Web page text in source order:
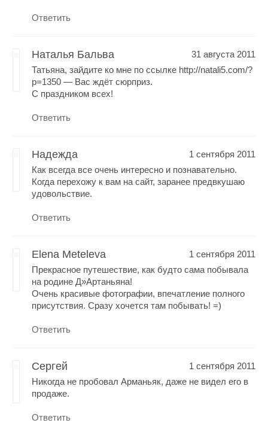
Ответить
Наталья Бальва
31 августа 2011
Татьяна, зайдите ко мне по ссылке http://natali5.com/?
p=1350 — Вас ждёт сюрприз.
С праздником всех!
Ответить
Надежда
1 сентября 2011
Как всегда все очень интересно и познавательно.
Когда перехожу к вам на сайт, заранее предвкушаю
удовольствие.
Ответить
Elena Meteleva
1 сентября 2011
Прекрасное путешествие, как будто сама побывала
на родине Д»Артаньяна!
Очень красивые фотографии, впечатление полного
присутствия. Сразу хочется там побывать! =)
Ответить
Сергей
1 сентября 2011
Никогда не пробовал Арманьяк, даже не видел его в
продаже.
Ответить